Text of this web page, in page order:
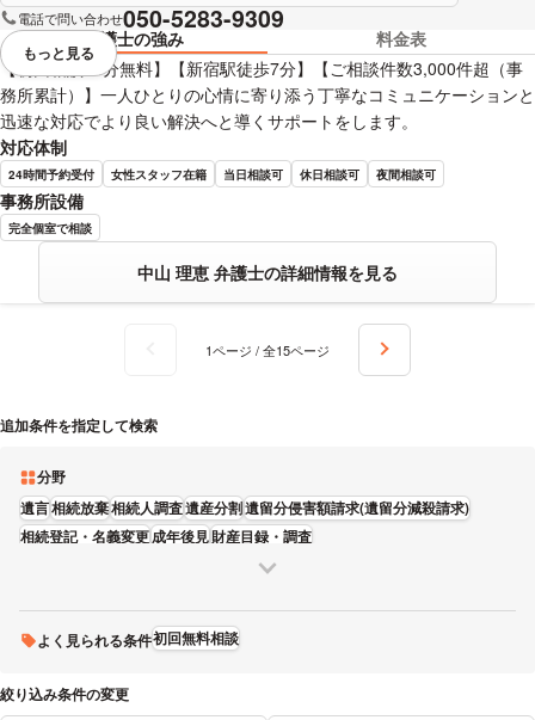
電話で問い合わせ050-5283-9309
弁護士の強み
料金表
【初回相談60分無料】【新宿駅徒歩7分】【ご相談件数3,000件超（事
務所累計）】一人ひとりの心情に寄り添う丁寧なコミュニケーションと
迅速な対応でより良い解決へと導くサポートをします。
対応体制
24時間予約受付 女性スタッフ在籍 当日相談可 休日相談可 夜間相談可
事務所設備
完全個室で相談
中山 理恵 弁護士の詳細情報を見る
視覚的に省略されている要素を
もっと見る
1ページ / 全15ページ
追加条件を指定して検索
分野
遺言相続放棄相続人調査遺産分割遺留分侵害額請求(遺留分減殺請求)
相続登記・名義変更成年後見財産目録・調査
よく見られる条件初回無料相談
絞り込み条件の変更